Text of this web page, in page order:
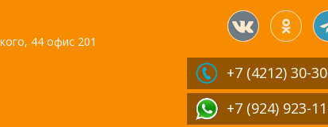
44 офис 201
+7 (4212) 30-
+7 (924) 923-